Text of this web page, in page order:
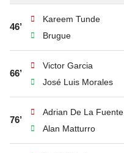
46’
Kareem Tunde
Brugue
66’
Victor Garcia
José Luis Morales
76’
Adrian De La Fuente
Alan Matturro